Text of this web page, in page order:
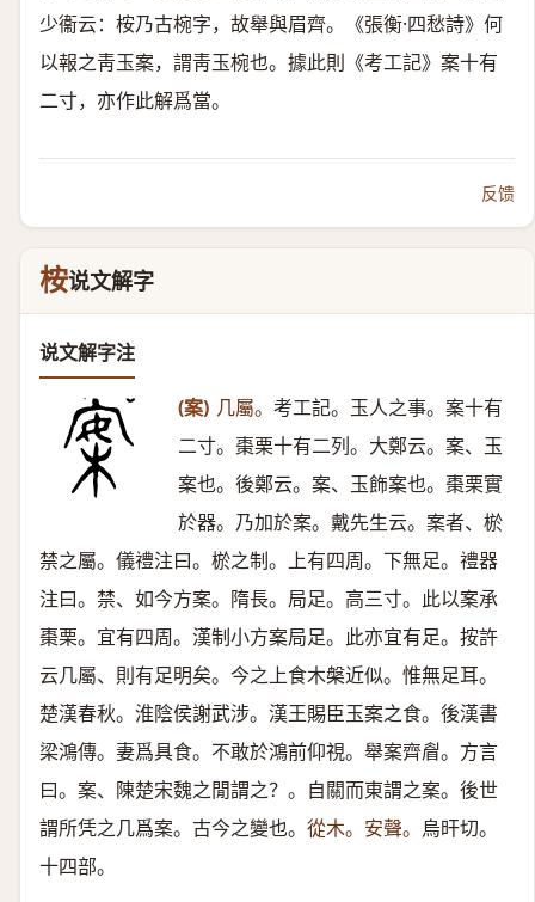
少衞云：桉乃古椀字，故舉與眉齊。《張衡·四愁詩》何
以報之靑玉案，謂靑玉椀也。據此則《考工記》案十有
二寸，亦作此解爲當。
反馈
桉说文解字
说文解字注
(案) 几屬。 考工記。玉人之事。案十有
二寸。棗栗十有二列。大鄭云。案、玉
案也。後鄭云。案、玉飾案也。棗栗實
於器。乃加於案。戴先生云。案者、棜
禁之屬。儀禮注曰。棜之制。上有四周。下無足。禮器
注曰。禁、如今方案。隋長。局足。高三寸。此以案承
棗栗。宜有四周。漢制小方案局足。此亦宜有足。按許
云几屬、則有足明矣。今之上食木槃近似。惟無足耳。
楚漢春秋。淮陰侯謝武涉。漢王賜臣玉案之食。後漢書
梁鴻傳。妻爲具食。不敢於鴻前仰視。舉案齊睂。方言
曰。案、陳楚宋魏之閒謂之？。自關而東謂之案。後世
謂所凭之几爲案。古今之變也。 從木。安聲。 烏旰切。
十四部。